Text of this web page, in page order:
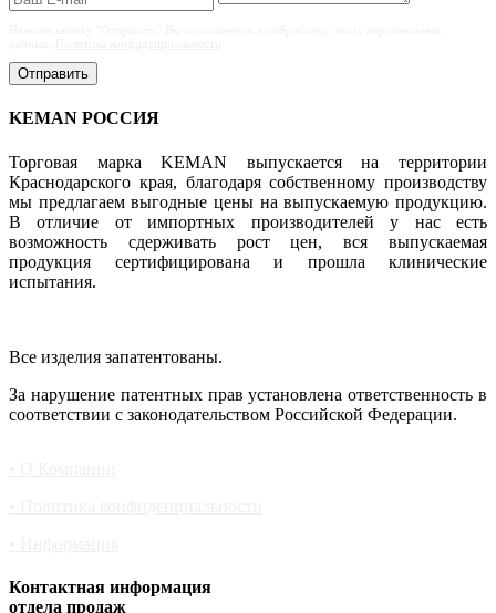
KEMAN РОССИЯ
Торговая марка KEMAN выпускается на территории
Краснодарского края, благодаря собственному производству
мы предлагаем выгодные цены на выпускаемую продукцию.
В отличие от импортных производителей у нас есть
возможность сдерживать рост цен, вся выпускаемая
продукция сертифицирована и прошла клинические
испытания.
Все изделия запатентованы.
За нарушение патентных прав установлена ответственность в
соответствии с законодательством Российской Федерации.
Контактная информация
отдела продаж